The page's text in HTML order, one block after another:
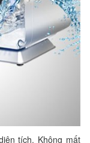
tích. Không mất